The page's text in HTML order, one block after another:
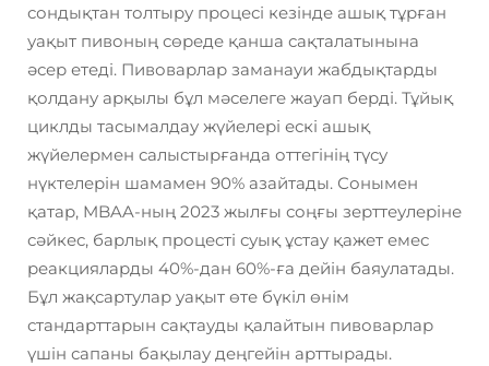
сондықтан толтыру процесі кезінде ашық тұрған
уақыт пивоның сөреде қанша сақталатынына
әсер етеді. Пивоварлар заманауи жабдықтарды
қолдану арқылы бұл мәселеге жауап берді. Тұйық
циклды тасымалдау жүйелері ескі ашық
жүйелермен салыстырғанда оттегінің түсу
нүктелерін шамамен 90% азайтады. Сонымен
қатар, MBAA-ның 2023 жылғы соңғы зерттеулеріне
сәйкес, барлық процесті суық ұстау қажет емес
реакцияларды 40%-дан 60%-ға дейін баяулатады.
Бұл жақсартулар уақыт өте бүкіл өнім
стандарттарын сақтауды қалайтын пивоварлар
үшін сапаны бақылау деңгейін арттырады.